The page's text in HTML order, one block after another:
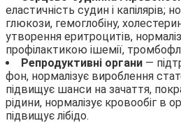
еластичність судин і капілярів;
глюкози, гемоглобіну,
утворення еритроцитів,
профілактикою ішемії,
Репродуктивні органи —
фон, нормалізує вироблення
підвищує шанси на зачаття,
рідини, нормалізує кровообіг в
підвищує лібідо.